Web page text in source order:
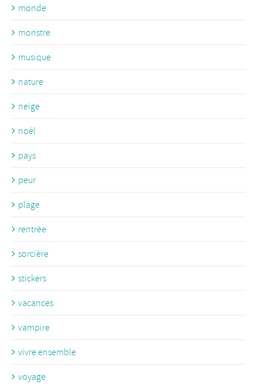
monde
monstre
musique
nature
neige
noël
pays
peur
plage
rentrée
sorcière
stickers
vacances
vampire
vivre ensemble
voyage